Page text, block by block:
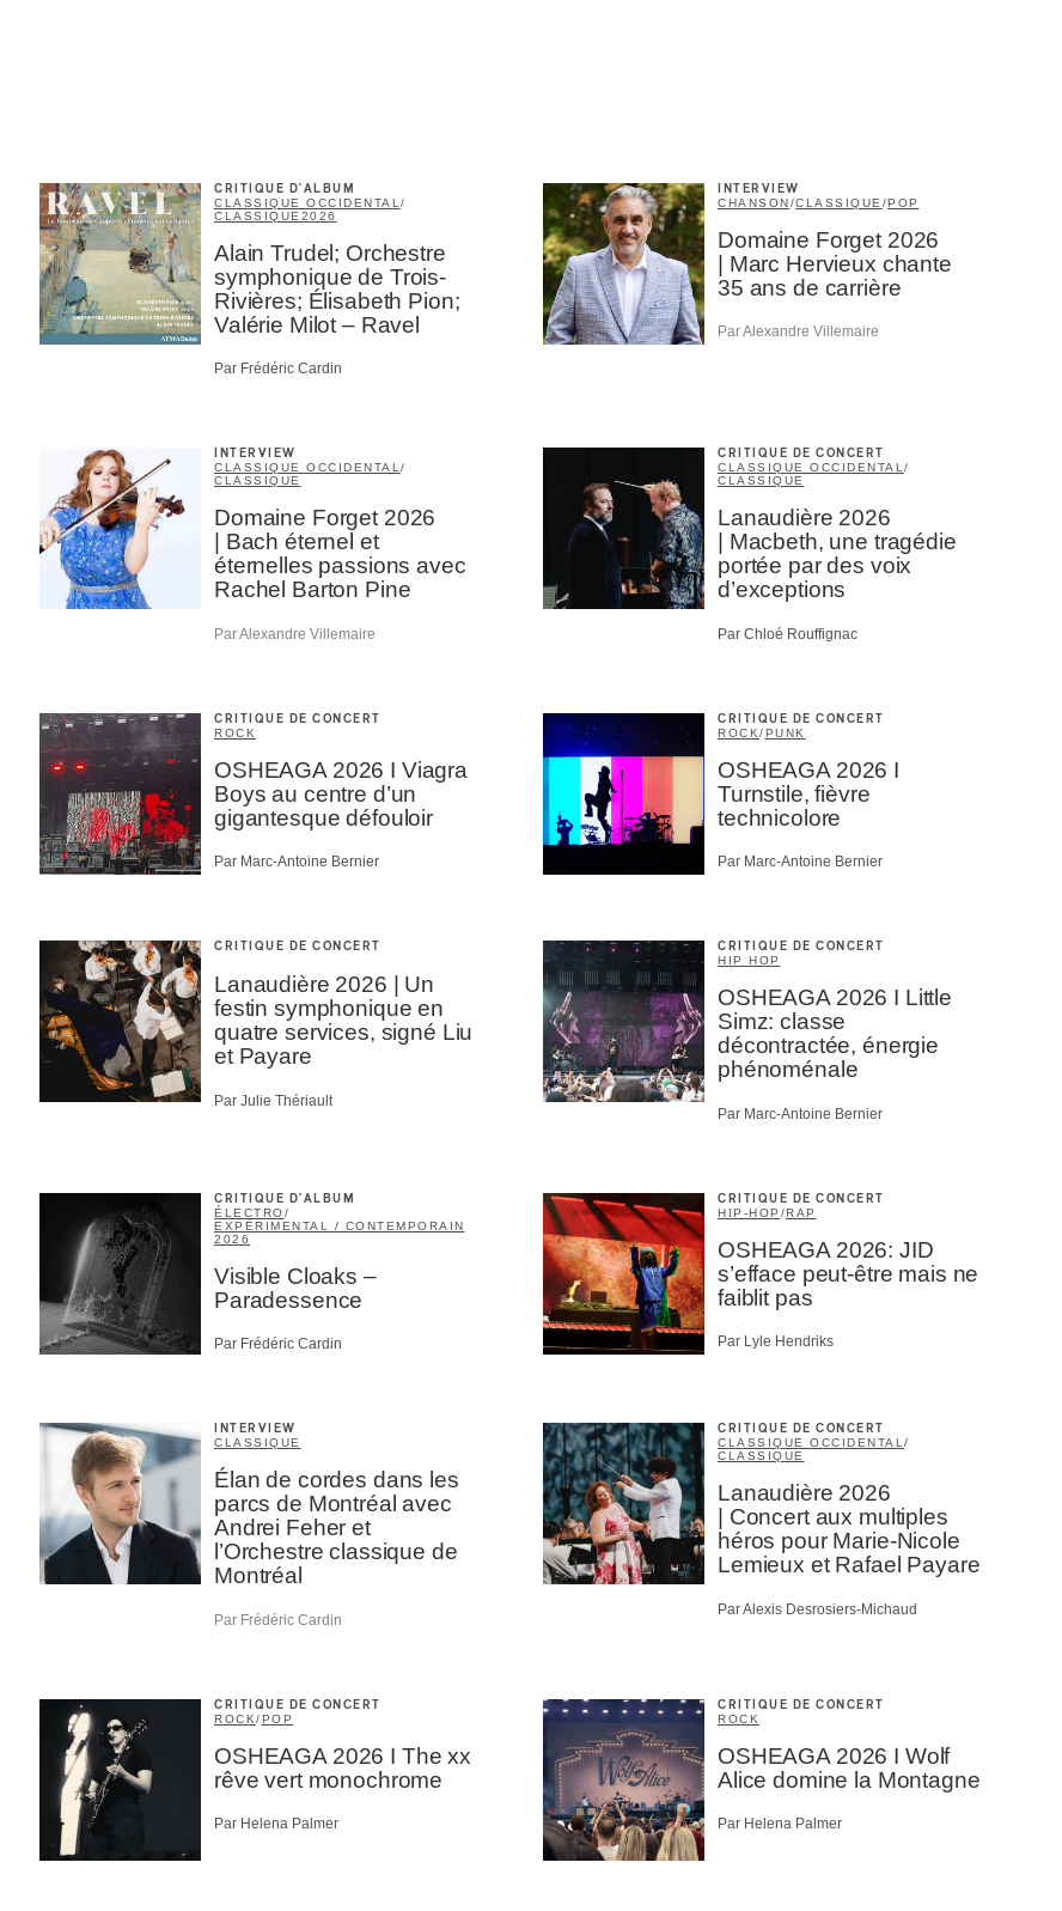
CRITIQUE D'ALBUM
CLASSIQUE OCCIDENTAL /
CLASSIQUE 2026
Alain Trudel; Orchestre
symphonique de Trois-
Rivières; Élisabeth Pion;
Valérie Milot – Ravel
Par Frédéric Cardin
INTERVIEW
CHANSON/CLASSIQUE /POP
Domaine Forget 2026
| Marc Hervieux chante
35 ans de carrière
Par Alexandre Villemaire
INTERVIEW
CLASSIQUE OCCIDENTAL/
CLASSIQUE
Domaine Forget 2026
| Bach éternel et
éternelles passions avec
Rachel Barton Pine
Par Alexandre Villemaire
CRITIQUE DE CONCERT
CLASSIQUE OCCIDENTAL/
CLASSIQUE
Lanaudière 2026
| Macbeth, une tragédie
portée par des voix
d’exceptions
Par Chloé Rouffignac
CRITIQUE DE CONCERT
ROCK
OSHEAGA 2026 I Viagra
Boys au centre d’un
gigantesque défouloir
Par Marc-Antoine Bernier
CRITIQUE DE CONCERT
ROCK/PUNK
OSHEAGA 2026 I
Turnstile, fièvre
technicolore
Par Marc-Antoine Bernier
CRITIQUE DE CONCERT
Lanaudière 2026 | Un
festin symphonique en
quatre services, signé Liu
et Payare
Par Julie Thériault
CRITIQUE DE CONCERT
HIP HOP
OSHEAGA 2026 I Little
Simz: classe
décontractée, énergie
phénoménale
Par Marc-Antoine Bernier
CRITIQUE D'ALBUM
ÉLECTRO/
EXPÉRIMENTAL / CONTEMPORAIN
2026
Visible Cloaks –
Paradessence
Par Frédéric Cardin
CRITIQUE DE CONCERT
HIP-HOP /RAP
OSHEAGA 2026: JID
s’efface peut-être mais ne
faiblit pas
Par Lyle Hendriks
INTERVIEW
CLASSIQUE
Élan de cordes dans les
parcs de Montréal avec
Andrei Feher et
l’Orchestre classique de
Montréal
Par Frédéric Cardin
CRITIQUE DE CONCERT
CLASSIQUE OCCIDENTAL /
CLASSIQUE
Lanaudière 2026
| Concert aux multiples
héros pour Marie-Nicole
Lemieux et Rafael Payare
Par Alexis Desrosiers-Michaud
CRITIQUE DE CONCERT
ROCK/POP
OSHEAGA 2026 I The xx
rêve vert monochrome
Par Helena Palmer
CRITIQUE DE CONCERT
ROCK
OSHEAGA 2026 I Wolf
Alice domine la Montagne
Par Helena Palmer